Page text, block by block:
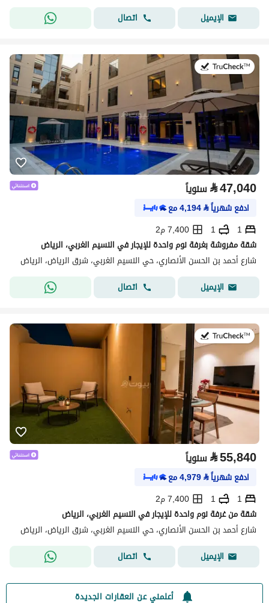
الإيميل
اتصال
في:21 يوليو 2026
⃁47,040 سنوياً
ادفع شهرياً⃁
4,194مع
1
1
7,400 م2
شقة مفروشة بغرفة نوم واحدة للإيجار في النسيم الغربي، الرياض
شارع أحمد بن الحسن الأنصاري، حي النسيم الغربي، شرق الرياض، الرياض
الإيميل
اتصال
في:21 يوليو 2026
⃁55,840 سنوياً
ادفع شهرياً⃁
4,979مع
1
1
7,400 م2
شقة من غرفة نوم واحدة للإيجار في النسيم الغربي، الرياض
شارع أحمد بن الحسن الأنصاري، حي النسيم الغربي، شرق الرياض، الرياض
الإيميل
اتصال
أعلمني عن العقارات الجديدة